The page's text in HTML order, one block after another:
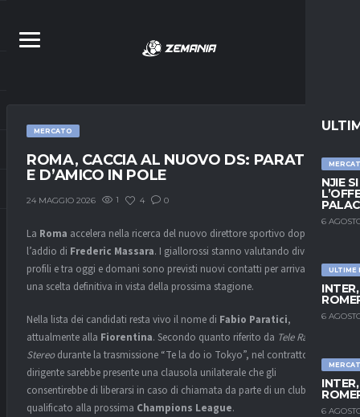
NJIE
6
ULTIME
6
6
MERCATO
ROMA, CACCIA AL NUOVO DS: PARATICI
E D’AMICO IN POLE
24 MAGGIO 2026 1 4 0
La Roma accelera nella ricerca del nuovo direttore sportivo dopo
l’addio di Frederic Massara. I giallorossi stanno valutando diversi
profili e tra oggi e domani sono previsti nuovi contatti per arrivare a
una scelta definitiva in vista della prossima stagione.
Nella lista dei candidati resta vivo il nome di Fabio Paratici,
attualmente alla Fiorentina. Secondo quanto riferito da Tele Radio
Stereodurante la trasmissione “Te la do io Tokyo”, nel contratto del
dirigente sarebbe presente una clausola unilaterale che gli
consentirebbe di liberarsi in caso di chiamata da parte di un club
qualificato alla prossima Champions League.